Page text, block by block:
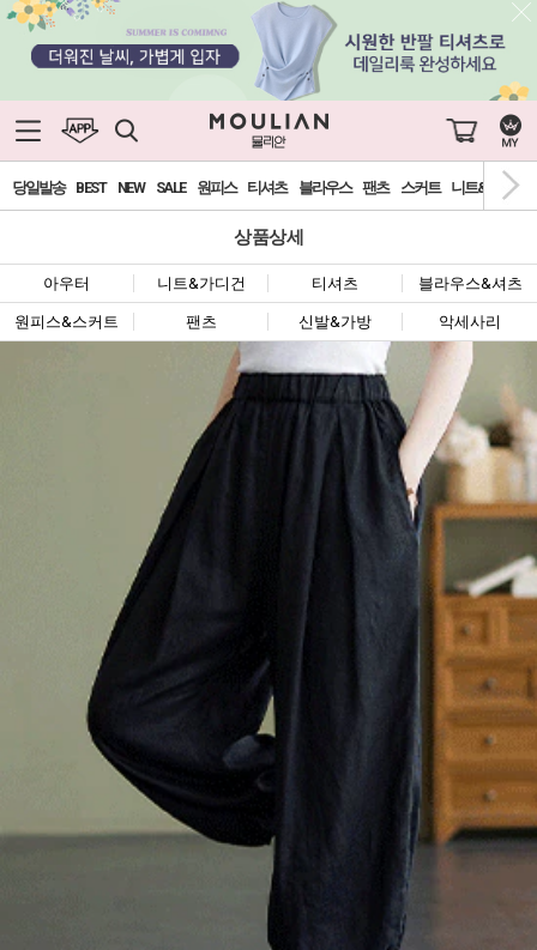
당일발송 BEST NEW SALE 원피스 티셔츠 블라우스 팬츠 스커트 니트&가디건
상품상세
아우터 니트&가디건 티셔츠 블라우스&셔츠
원피스&스커트 팬츠 신발&가방 악세사리